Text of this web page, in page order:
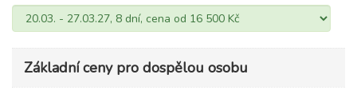
Základní ceny pro dospělou osobu